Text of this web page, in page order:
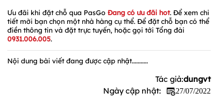
Ưu đãi khi đặt chỗ qua PasGo Đang có ưu đãi hot. Để xem chi
tiết mời bạn chọn một nhà hàng cụ thể. Để đặt chỗ bạn có thể
điền thông tin và đặt trực tuyến, hoặc gọi tới Tổng đài
0931.006.005.
Nội dung bài viết đang được cập nhật...........
Tác giả:dungvt
Ngày cập nhật:
27/07/2022